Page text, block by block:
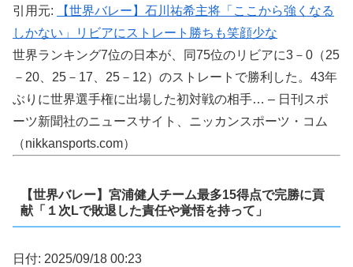
引用元:
【世界バレー】石川祐希主将「ここから強くなる
しかない」リビアにストレート勝ちも笑顔少な
世界ランキング7位の日本が、同75位のリビアに3－0（25
－20、25－17、25－12）のストレートで勝利した。43年
ぶりに世界選手権に出場した初対戦の相手… – 日刊スポ
ーツ新聞社のニュースサイト、ニッカンスポーツ・コム
（nikkansports.com）
【世界バレー】宮浦健人チーム最多15得点で完勝に貢
献「１次Lで敗退した責任や覚悟を持って」
日付: 2025/09/18 00:23